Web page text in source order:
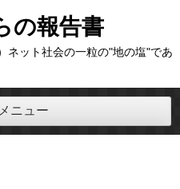
の報告書
ネット社会の一粒の"地の塩"であ
ニュー